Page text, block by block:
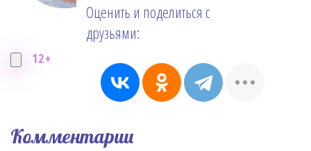
12+
Оценить и поделиться с
друзьями:
Комментарии